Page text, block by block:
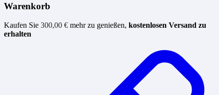
Warenkorb
Kaufen Sie 300,00 € mehr zu genießen, kostenlosen Versand zu
erhalten